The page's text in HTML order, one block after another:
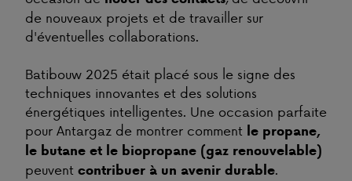
de nouveaux projets et de travailler sur
d'éventuelles collaborations.
Batibouw 2025 était placé sous le signe des
techniques innovantes et des solutions
énergétiques intelligentes. Une occasion parfaite
pour Antargaz de montrer comment le propane,
le butane et le biopropane (gaz renouvelable)
peuvent contribuer à un avenir durable.